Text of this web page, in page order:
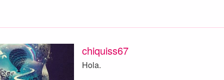
chiquiss67
Hola.